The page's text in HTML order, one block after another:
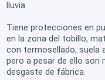
lluvia.
Tiene protecciones en
en la zona del tobillo,
con termosellado, suela
pero a pesar de ello son
desgaste de fábrica.